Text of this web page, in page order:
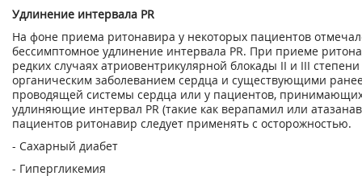
Удлинение интервала PR
На фоне приема ритонавира у некоторых пациентов
бессимптомное удлинение интервала PR. При приеме
редких случаях атриовентрикулярной блокады II и III
органическим заболеванием сердца и существующими
проводящей системы сердца или у пациентов,
удлиняющие интервал PR (такие как верапамил или
пациентов ритонавир следует применять с осторожностью.
- Сахарный диабет
- Гипергликемия